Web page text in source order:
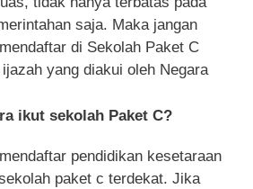
saja. Maka jangan
di Sekolah Paket C
yang diakui oleh Negara
ikut sekolah Paket C?
pendidikan kesetaraan
paket c terdekat. Jika